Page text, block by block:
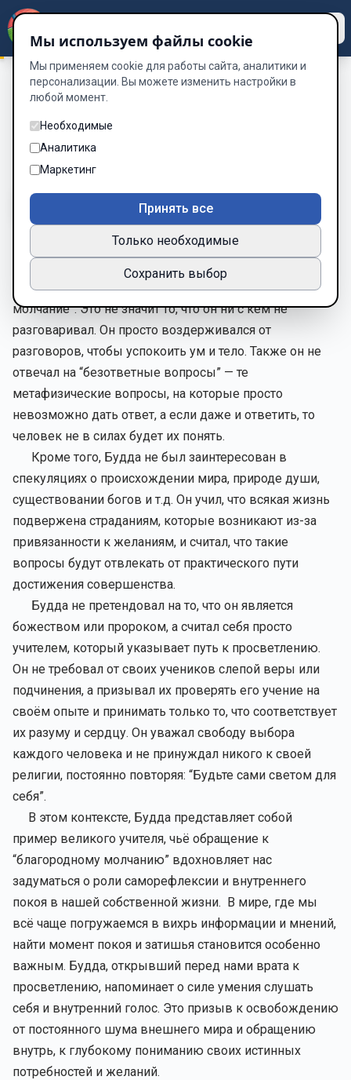
Впрыгнуть в дзен
Иногда лучше промолчать
Глава 13 из 20
Шрифт
Когда Будда пришёл к просветлению в результате
практики нирваны, он погрузился в “благородное
молчание”. Это не значит то, что он ни с кем не
разговаривал. Он просто воздерживался от
разговоров, чтобы успокоить ум и тело. Также он не
отвечал на “безответные вопросы” — те
метафизические вопросы, на которые просто
невозможно дать ответ, а если даже и ответить, то
человек не в силах будет их понять.
Кроме того, Будда не был заинтересован в
спекуляциях о происхождении мира, природе души,
существовании богов и т.д. Он учил, что всякая жизнь
подвержена страданиям, которые возникают из-за
привязанности к желаниям, и считал, что такие
вопросы будут отвлекать от практического пути
достижения совершенства.
Будда не претендовал на то, что он является
божеством или пророком, а считал себя просто
учителем, который указывает путь к просветлению.
Он не требовал от своих учеников слепой веры или
подчинения, а призывал их проверять его учение на
своём опыте и принимать только то, что соответствует
их разуму и сердцу. Он уважал свободу выбора
каждого человека и не принуждал никого к своей
религии, постоянно повторяя: “Будьте сами светом для
себя”.
В этом контексте, Будда представляет собой
пример великого учителя, чьё обращение к
“благородному молчанию” вдохновляет нас
задуматься о роли саморефлексии и внутреннего
покоя в нашей собственной жизни. В мире, где мы
всё чаще погружаемся в вихрь информации и мнений,
найти момент покоя и затишья становится особенно
важным. Будда, открывший перед нами врата к
просветлению, напоминает о силе умения слушать
себя и внутренний голос. Это призыв к освобождению
от постоянного шума внешнего мира и обращению
внутрь, к глубокому пониманию своих истинных
потребностей и желаний.
Мы используем файлы cookie
Мы применяем cookie для работы сайта, аналитики и
персонализации. Вы можете изменить настройки в
любой момент.
Необходимые
Аналитика
Маркетинг
Принять все
Только необходимые
Сохранить выбор